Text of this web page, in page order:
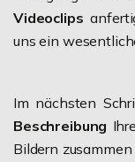
Videoclips
uns ein
Im nächsten
Beschreibung
Bildern